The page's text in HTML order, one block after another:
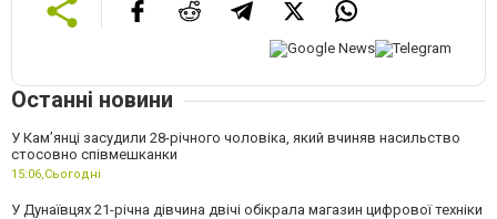
Останні новини
У Камʼянці засудили 28-річного чоловіка, який вчиняв насильство
стосовно співмешканки
15:06,Сьогодні
У Дунаївцях 21-річна дівчина двічі обікрала магазин цифрової техніки